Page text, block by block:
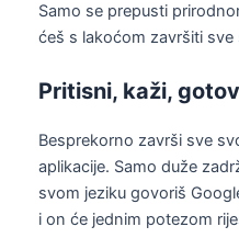
Samo se prepusti
ćeš s lakoćom završiti sve
Pritisni, kaži,
Besprekorno završi sve
aplikacije. Samo duže
svom jeziku govoriš
i on će jednim potezom